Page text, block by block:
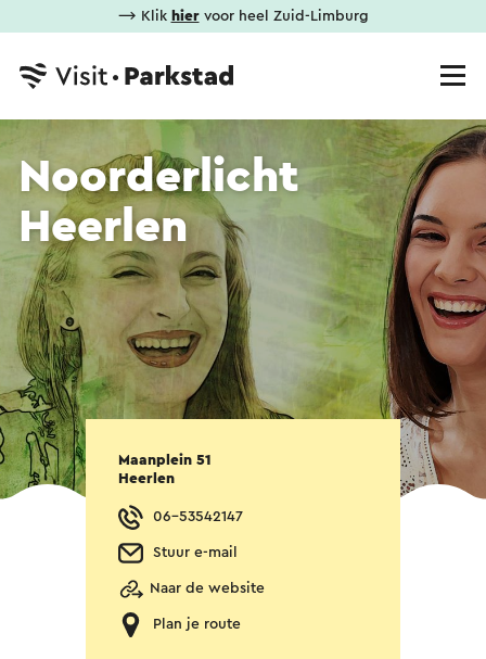
⟶ Klik hiervoor heel Zuid-Limburg
Noorderlicht
Heerlen
Maanplein 51
Heerlen
06-53542147
Stuur e-mail
Naar de website
Plan je route